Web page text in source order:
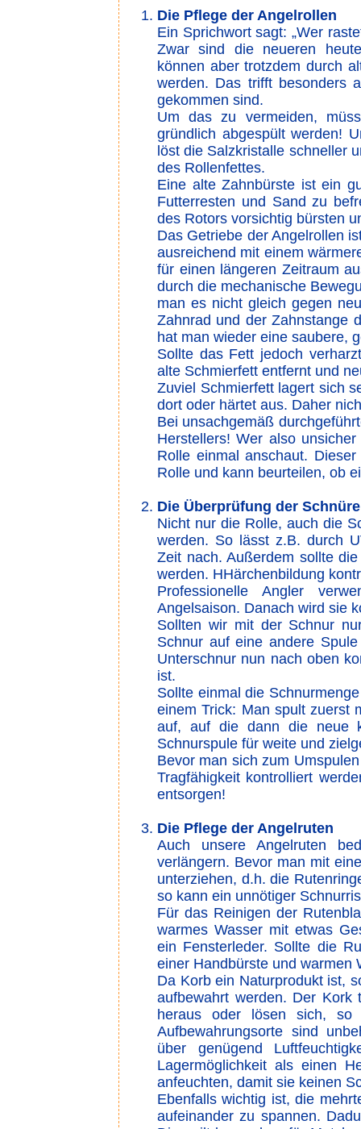
Die Pflege der Angelrollen
Ein Sprichwort sagt: „Wer
Zwar sind die neueren
können aber trotzdem durch
werden. Das trifft besonders
gekommen sind.
Um das zu vermeiden,
gründlich abgespült werden!
löst die Salzkristalle schneller
des Rollenfettes.
Eine alte Zahnbürste ist ein
Futterresten und Sand zu
des Rotors vorsichtig bürsten
Das Getriebe der Angelrollen
ausreichend mit einem
für einen längeren Zeitraum
durch die mechanische
man es nicht gleich gegen
Zahnrad und der Zahnstange
hat man wieder eine saubere,
Sollte das Fett jedoch
alte Schmierfett entfernt und
Zuviel Schmierfett lagert sich
dort oder härtet aus. Daher
Bei unsachgemäß
Herstellers! Wer also
Rolle einmal anschaut.
Rolle und kann beurteilen, ob
Die Überprüfung der Schnüre
Nicht nur die Rolle, auch die
werden. So lässt z.B. durch
Zeit nach. Außerdem sollte
werden. HHärchenbildung
Professionelle Angler
Angelsaison. Danach wird sie
Sollten wir mit der Schnur
Schnur auf eine andere
Unterschnur nun nach oben
ist.
Sollte einmal die
einem Trick: Man spult zuerst
auf, auf die dann die neue
Schnurspule für weite und
Bevor man sich zum
Tragfähigkeit kontrolliert
entsorgen!
Die Pflege der Angelruten
Auch unsere Angelruten
verlängern. Bevor man mit
unterziehen, d.h. die
so kann ein unnötiger
Für das Reinigen der
warmes Wasser mit etwas
ein Fensterleder. Sollte die
einer Handbürste und warmen
Da Korb ein Naturprodukt ist,
aufbewahrt werden. Der Kork
heraus oder lösen sich,
Aufbewahrungsorte sind
über genügend
Lagermöglichkeit als einen
anfeuchten, damit sie keinen
Ebenfalls wichtig ist, die
aufeinander zu spannen.